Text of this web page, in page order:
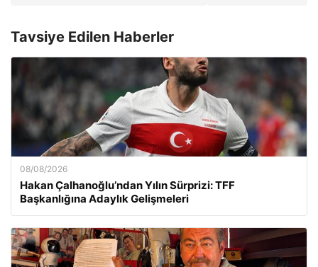
Tavsiye Edilen Haberler
08/08/2026
Hakan Çalhanoğlu’ndan Yılın Sürprizi: TFF
Başkanlığına Adaylık Gelişmeleri